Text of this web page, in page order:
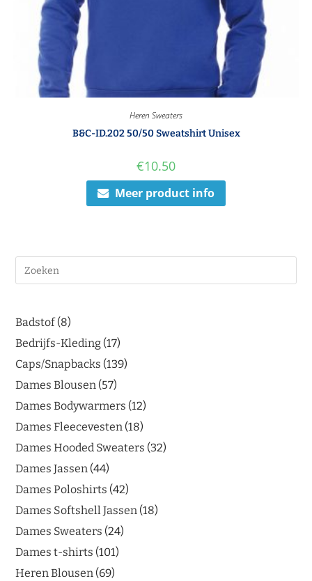
Heren Sweaters
B&C-ID.202 50/50 Sweatshirt Unisex
€10.50
Meer product info
Badstof 8
Bedrijfs-Kleding 17
Caps/Snapbacks 139
Dames Blousen 57
Dames Bodywarmers 12
Dames Fleecevesten 18
Dames Hooded Sweaters 32
Dames Jassen 44
Dames Poloshirts 42
Dames Softshell Jassen 18
Dames Sweaters 24
Dames t-shirts 101
Heren Blousen 69